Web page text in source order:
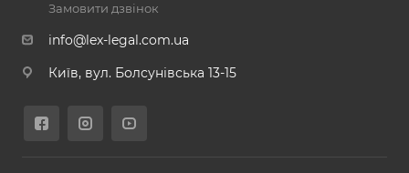
Замовити дзвінок
info@lex-legal.com.ua
Київ, вул. Болсунівська 13-15